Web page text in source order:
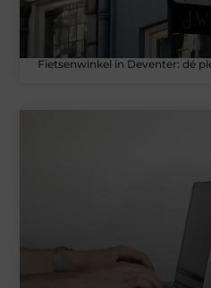
Fietsenwinkel in Deventer: dé